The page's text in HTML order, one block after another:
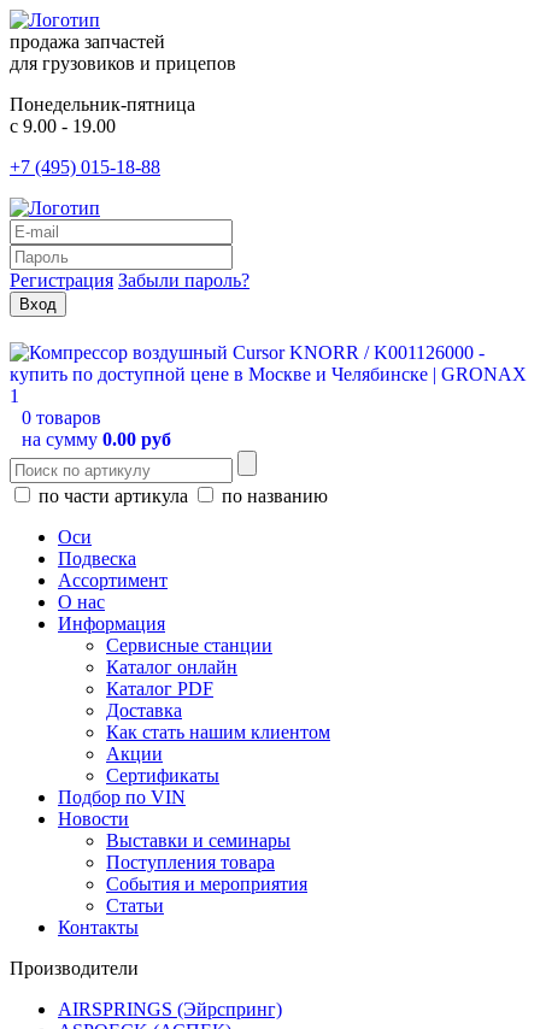
продажа запчастей
для грузовиков и прицепов
Понедельник-пятница
с 9.00 - 19.00
+7 (495) 015-18-88
Регистрация Забыли пароль?
0 товаров
на сумму 0.00 руб
по части артикула
по названию
Оси
Подвеска
Ассортимент
О нас
Информация
Сервисные станции
Каталог онлайн
Каталог PDF
Доставка
Как стать нашим клиентом
Акции
Сертификаты
Подбор по VIN
Новости
Выставки и семинары
Поступления товара
События и мероприятия
Статьи
Контакты
Производители
AIRSPRINGS (Эйрспринг)